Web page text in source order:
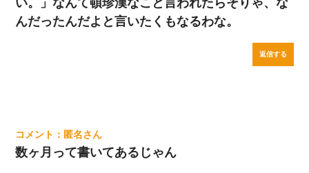
んだったんだよと言いたくもなるわな。
返信する
匿名
数ヶ月って書いてあるじゃん